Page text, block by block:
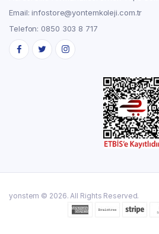
Email: infostore@yontemkoleji.com.tr
Telefon: 0850 303 8 717
yonstem © 2026. All Rights Reserved.